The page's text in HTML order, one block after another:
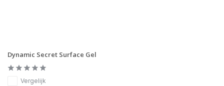
Dynamic Secret Surface Gel
Vergelijk